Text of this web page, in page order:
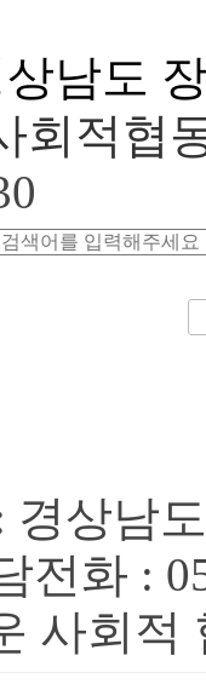
상남도
회적협
경상남
전화 :
사회적